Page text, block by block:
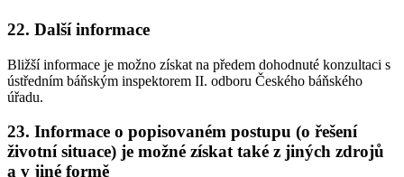
22. Další informace
Bližší informace je možno získat na předem dohodnuté konzultaci s
ústředním báňským inspektorem II. odboru Českého báňského
úřadu.
23. Informace o popisovaném postupu (o řešení
životní situace) je možné získat také z jiných zdrojů
a v jiné formě